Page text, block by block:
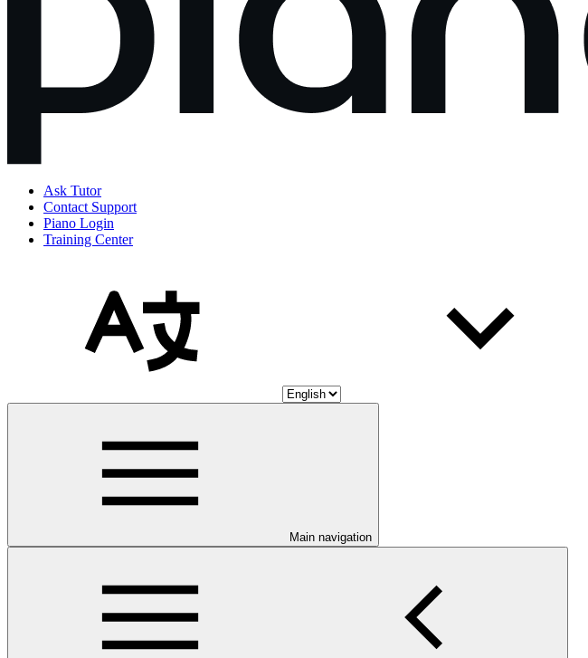
Ask Tutor
Contact Support
Piano Login
Training Center
Main navigation